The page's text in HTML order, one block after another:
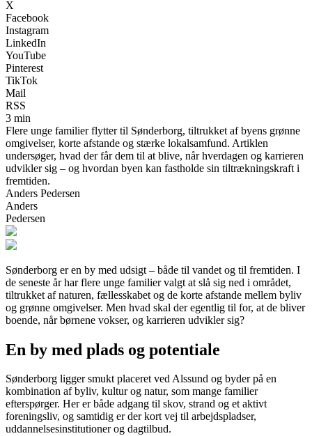
X
Facebook
Instagram
LinkedIn
YouTube
Pinterest
TikTok
Mail
RSS
3 min
Flere unge familier flytter til Sønderborg, tiltrukket af byens grønne
omgivelser, korte afstande og stærke lokalsamfund. Artiklen
undersøger, hvad der får dem til at blive, når hverdagen og karrieren
udvikler sig – og hvordan byen kan fastholde sin tiltrækningskraft i
fremtiden.
Anders Pedersen
Anders
Pedersen
Sønderborg er en by med udsigt – både til vandet og til fremtiden. I
de seneste år har flere unge familier valgt at slå sig ned i området,
tiltrukket af naturen, fællesskabet og de korte afstande mellem byliv
og grønne omgivelser. Men hvad skal der egentlig til for, at de bliver
boende, når børnene vokser, og karrieren udvikler sig?
En by med plads og potentiale
Sønderborg ligger smukt placeret ved Alssund og byder på en
kombination af byliv, kultur og natur, som mange familier
efterspørger. Her er både adgang til skov, strand og et aktivt
foreningsliv, og samtidig er der kort vej til arbejdspladser,
uddannelsesinstitutioner og dagtilbud.